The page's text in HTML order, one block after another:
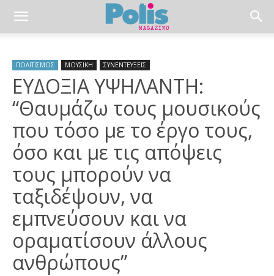
ΠΟΛΙΤΙΣΜΟΣ ΜΟΥΣΙΚΗ ΣΥΝΕΝΤΕΥΞΕΙΣ
ΕΥΔΟΞΙΑ ΥΨΗΛΑΝΤΗ:
“Θαυμάζω τους μουσικούς
που τόσο με το έργο τους,
όσο και με τις απόψεις
τους μπορούν να
ταξιδέψουν, να
εμπνεύσουν και να
οραματίσουν άλλους
ανθρώπους”